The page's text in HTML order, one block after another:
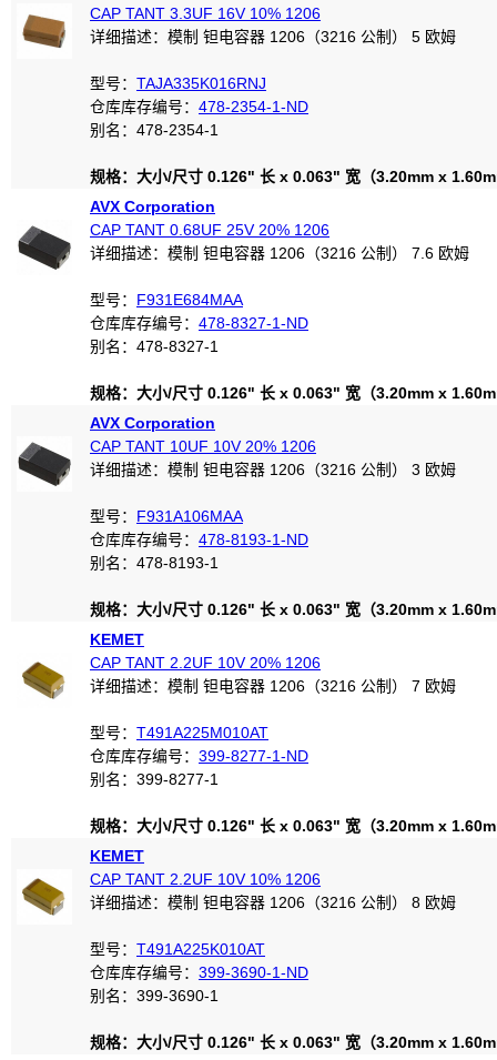
CAP TANT 3.3UF 16V 10% 1206
详细描述：模制 钽电容器 1206（3216 公制） 5 欧姆
型号： TAJA335K016RNJ
仓库库存编号： 478-2354-1-ND
别名：478-2354-1
规格：大小/尺寸 0.126" 长 x 0.063" 宽（3.20mm x
AVX Corporation
CAP TANT 0.68UF 25V 20% 1206
详细描述：模制 钽电容器 1206（3216 公制） 7.6 欧姆
型号： F931E684MAA
仓库库存编号： 478-8327-1-ND
别名：478-8327-1
规格：大小/尺寸 0.126" 长 x 0.063" 宽（3.20mm x
AVX Corporation
CAP TANT 10UF 10V 20% 1206
详细描述：模制 钽电容器 1206（3216 公制） 3 欧姆
型号： F931A106MAA
仓库库存编号： 478-8193-1-ND
别名：478-8193-1
规格：大小/尺寸 0.126" 长 x 0.063" 宽（3.20mm x
KEMET
CAP TANT 2.2UF 10V 20% 1206
详细描述：模制 钽电容器 1206（3216 公制） 7 欧姆
型号： T491A225M010AT
仓库库存编号： 399-8277-1-ND
别名：399-8277-1
规格：大小/尺寸 0.126" 长 x 0.063" 宽（3.20mm x
KEMET
CAP TANT 2.2UF 10V 10% 1206
详细描述：模制 钽电容器 1206（3216 公制） 8 欧姆
型号： T491A225K010AT
仓库库存编号： 399-3690-1-ND
别名：399-3690-1
规格：大小/尺寸 0.126" 长 x 0.063" 宽（3.20mm x